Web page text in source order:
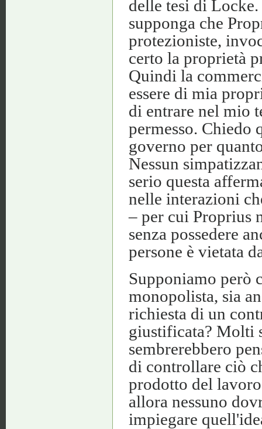
delle tesi di
supponga che
protezioniste,
certo la proprietà
Quindi la
essere di mia
di entrare nel mio
permesso. Chiedo
governo per
Nessun
serio questa
nelle interazioni
– per cui Proprius
senza possedere
persone è vietata
Supponiamo però
monopolista, sia
richiesta di un
giustificata? Molti
sembrerebbero
di controllare ciò
prodotto del
allora nessuno
impiegare